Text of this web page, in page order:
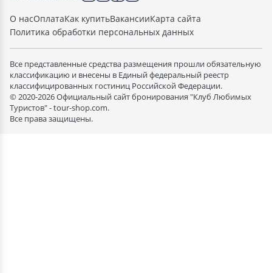
О насОплатаКак купитьВакансииКарта сайта
Политика обработки персональных данных
Все представленные средства размещения прошли обязательную
классификацию и внесены в Единый федеральный реестр
классифицированных гостиниц Российской Федерации.
© 2020-2026 Официальный сайт бронирования "Клуб Любимых
Туристов" - tour-shop.com.
Все права защищены.